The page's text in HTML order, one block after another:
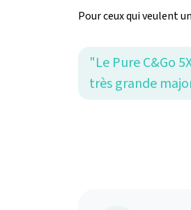
Pour ceux qui veulent un
"Le Pure C&Go
très grande